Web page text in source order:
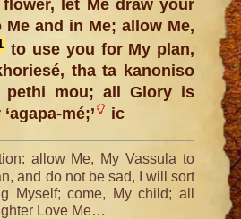
let Me draw your
and in Me; allow Me,
to use you for My plan,
tha ta kanoniso
pethi mou; all Glory is
mé;’
ic
allow Me, My Vassula to
and do not be sad, I will sort
Myself; come, My child; all
Love Me…